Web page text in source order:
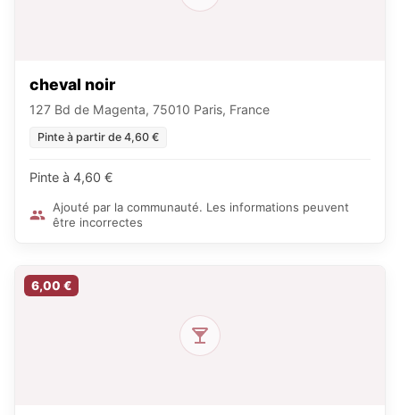
cheval noir
127 Bd de Magenta, 75010 Paris, France
Pinte à partir de 4,60 €
Pinte à 4,60 €
Ajouté par la communauté. Les informations peuvent
être incorrectes
6,00 €